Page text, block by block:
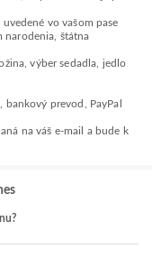
vo vašom pase
narodenia, štátna
výber sedadla, jedlo
prevod, PayPal
na váš e-mail a bude k